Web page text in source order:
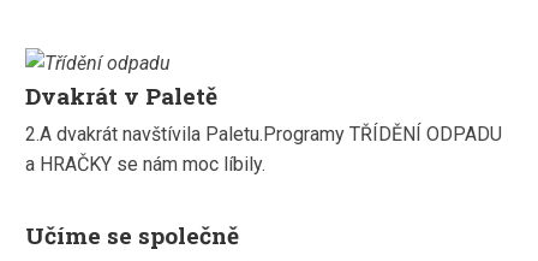
Dvakrát v Paletě
2.A dvakrát navštívila Paletu.Programy TŘÍDĚNÍ ODPADU
a HRAČKY se nám moc líbily.
Učíme se společně